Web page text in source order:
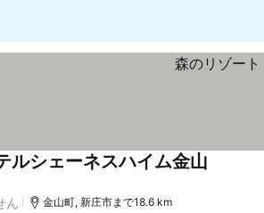
ルシェーネスハイム金山
ん 金山町, 新庄市まで18.6 km